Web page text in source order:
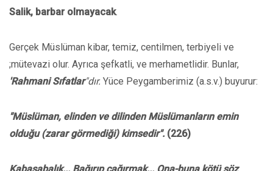
Salik, barbar olmayacak.
Gerçek Müslüman kibar, temiz, centilmen, terbiyeli ve
;mütevazi olur. Ayrıca şefkatli, ve merhametlidir. Bunlar,
'Rahmani Sıfatlar"dır. Yüce Peygamberimiz (a.s.v.) buyurur:
"Müslüman, elinden ve dilinden Müslümanların emin
olduğu (zarar görmediği) kimsedir". (226)